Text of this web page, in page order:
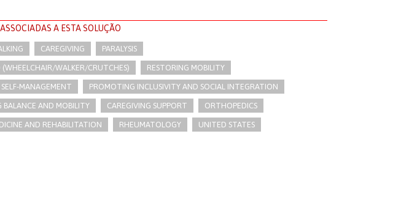
A ESTA SOLUÇÃO
CAREGIVING PARALYSIS
WALKER/CRUTCHES) RESTORING MOBILITY
MANAGEMENT PROMOTING INCLUSIVITY AND SOCIAL INTEGRATION
BALANCE AND MOBILITY CAREGIVING SUPPORT ORTHOPEDICS
AND REHABILITATION RHEUMATOLOGY UNITED STATES